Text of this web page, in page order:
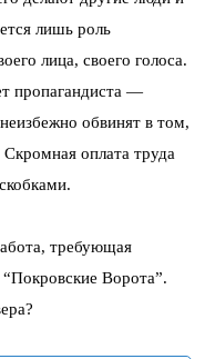
лишь роль
лица, своего голоса.
пропагандиста —
обвинят в том,
оплата труда
требующая
Ворота”.